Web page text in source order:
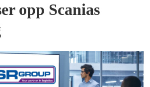
opp Scanias